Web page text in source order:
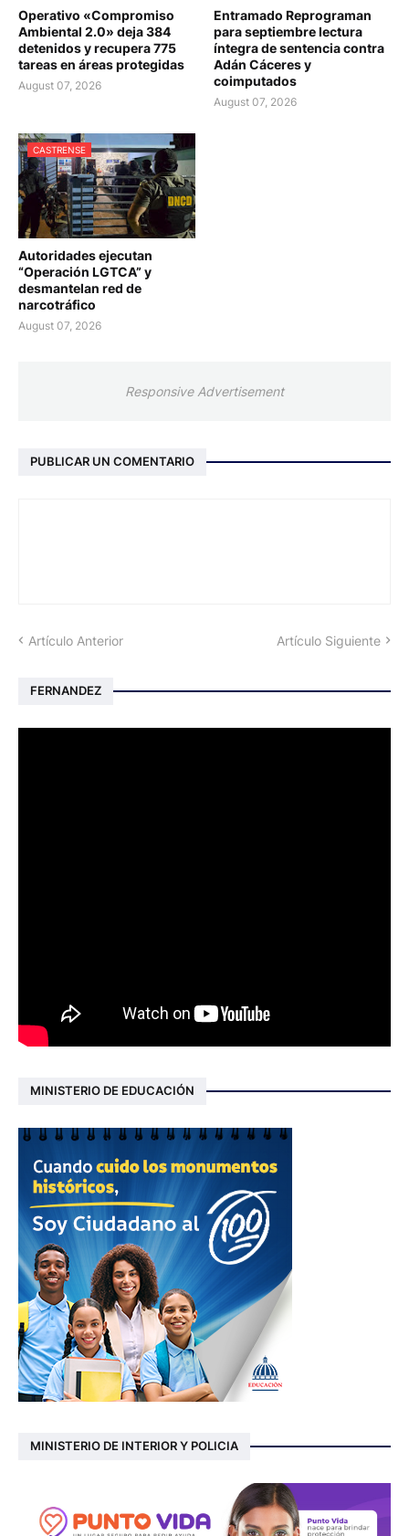
Operativo «Compromiso
Ambiental 2.0» deja 384
detenidos y recupera 775
tareas en áreas protegidas
August 07, 2026
Entramado Reprograman
para septiembre lectura
íntegra de sentencia contra
Adán Cáceres y
coimputados
August 07, 2026
CASTRENSE
Autoridades ejecutan
“Operación LGTCA” y
desmantelan red de
narcotráfico
August 07, 2026
Responsive Advertisement
PUBLICAR UN COMENTARIO
Artículo Anterior Artículo Siguiente
FERNANDEZ
MINISTERIO DE EDUCACIÓN
MINISTERIO DE INTERIOR Y POLICIA